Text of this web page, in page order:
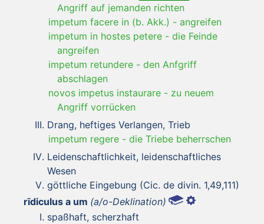
Angriff auf jemanden richten
impetum facere in (b. Akk.) - angreifen
impetum in hostes petere - die Feinde
angreifen
impetum retundere - den Anfgriff
abschlagen
novos impetus instaurare - zu neuem
Angriff vorrücken
Drang, heftiges Verlangen, Trieb
impetum regere - die Triebe beherrschen
Leidenschaftlichkeit, leidenschaftliches
Wesen
göttliche Eingebung (Cic. de divin. 1,49,111)
rīdiculus a um (a/o-Deklination)
spaßhaft, scherzhaft